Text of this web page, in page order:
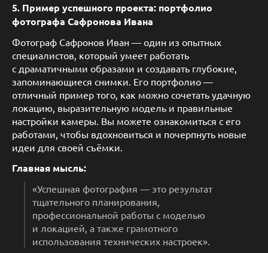
5. Пример успешного проекта: портфолио
фотографа Сафронова Ивана
Фотограф Сафронов Иван — один из опытных
специалистов, который умеет работать
с драматичными образами и создавать глубокие,
запоминающиеся снимки. Его портфолио —
отличный пример того, как можно сочетать удачную
локацию, выразительную модель и правильные
настройки камеры. Вы можете ознакомиться с его
работами, чтобы вдохновиться и почерпнуть новые
идеи для своей съёмки.
Главная мысль:
«Успешная фотография — это результат
тщательного планирования,
профессиональной работы с моделью
и локацией, а также грамотного
использования технических настроек».